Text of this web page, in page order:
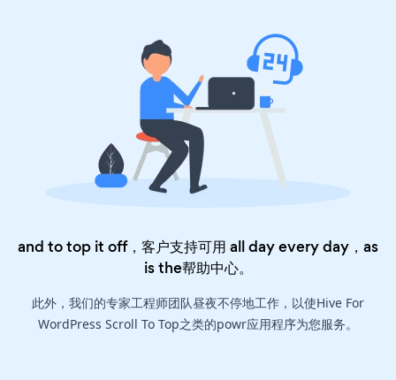
and to top it off，客户支持可用 all day every day，as
is the帮助中心。
此外，我们的专家工程师团队昼夜不停地工作，以使Hive For
WordPress Scroll To Top之类的powr应用程序为您服务。